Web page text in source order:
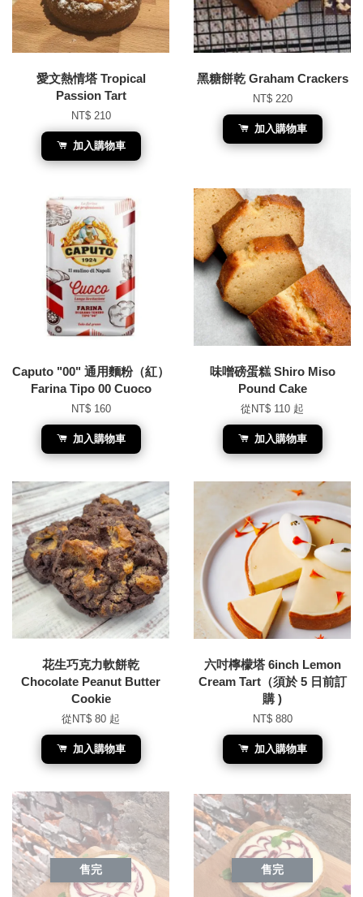
愛文熱情塔 Tropical
Passion Tart
NT$ 210
加入購物車
黑糖餅乾 Graham Crackers
NT$ 220
加入購物車
Caputo "00" 通用麵粉（紅）
Farina Tipo 00 Cuoco
NT$ 160
加入購物車
味噌磅蛋糕 Shiro Miso
Pound Cake
從 NT$ 110 起
加入購物車
花生巧克力軟餅乾
Chocolate Peanut Butter
Cookie
從 NT$ 80 起
加入購物車
六吋檸檬塔 6inch Lemon
Cream Tart（須於 5 日前訂
購 )
NT$ 880
加入購物車
售完 售完